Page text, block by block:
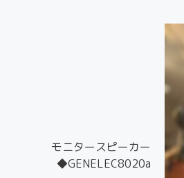
モニタースピーカー
◆GENELEC8020a